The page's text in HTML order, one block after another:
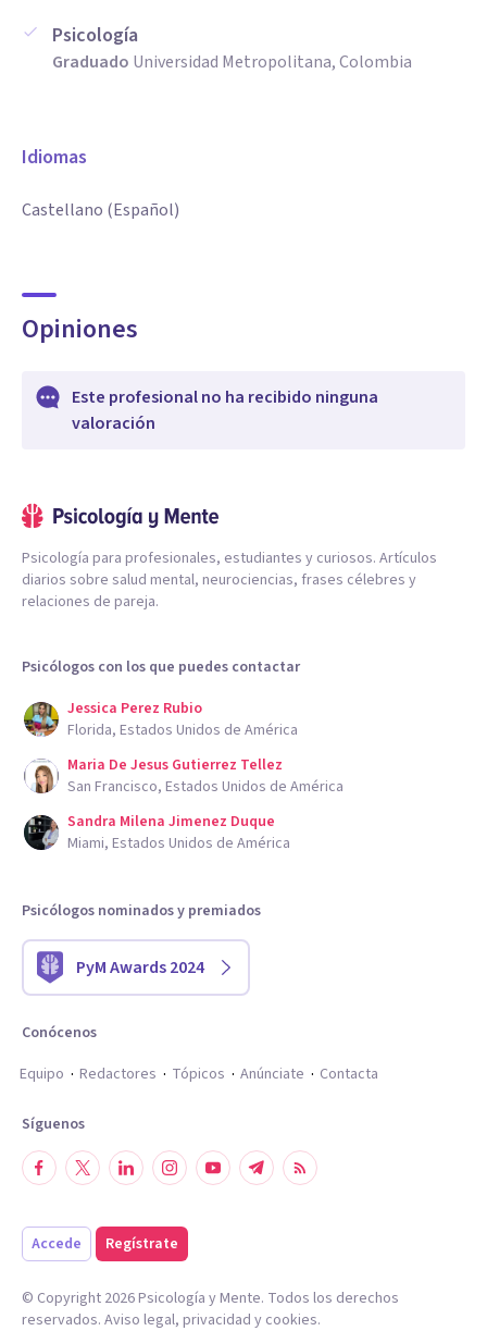
Psicología
Graduado Universidad Metropolitana, Colombia
Idiomas
Castellano (Español)
Opiniones
Este profesional no ha recibido ninguna
valoración
Psicología para profesionales, estudiantes y curiosos. Artículos
diarios sobre salud mental, neurociencias, frases célebres y
relaciones de pareja.
Psicólogos con los que puedes contactar
Jessica Perez Rubio
Florida, Estados Unidos de América
Maria De Jesus Gutierrez Tellez
San Francisco, Estados Unidos de América
Sandra Milena Jimenez Duque
Miami, Estados Unidos de América
Psicólogos nominados y premiados
PyM Awards 2024
Conócenos
Equipo
Redactores Tópicos Anúnciate Contacta
Síguenos
Accede Regístrate
© Copyright 2026Psicología y Mente. Todos los derechos
reservados. Aviso legal, privacidad y cookies.